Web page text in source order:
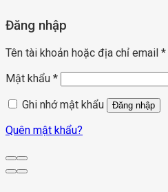
Đăng nhập
Tên tài khoản hoặc địa chỉ email *
Mật khẩu *
Ghi nhớ mật khẩu
Đăng nhập
Quên mật khẩu?